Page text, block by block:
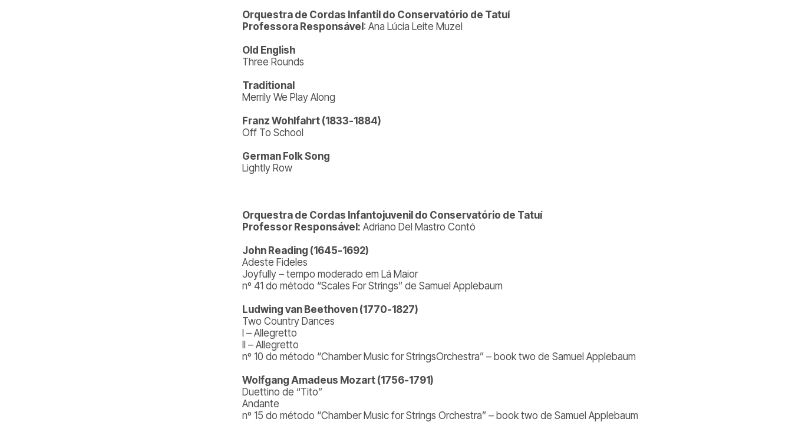
Orquestra de Cordas Infantil do Conservatório de Tatuí
Professora Responsável: Ana Lúcia Leite Muzel
Old English
Three Rounds
Traditional
Merrily We Play Along
Franz Wohlfahrt (1833-1884)
Off To School
German Folk Song
Lightly Row
Orquestra de Cordas Infantojuvenil do Conservatório de Tatuí
Professor Responsável: Adriano Del Mastro Contó
John Reading (1645-1692)
Adeste Fideles
Joyfully – tempo moderado em Lá Maior
nº 41 do método “Scales For Strings” de Samuel Applebaum
Ludwing van Beethoven (1770-1827)
Two Country Dances
I – Allegretto
II – Allegretto
nº 10 do método “Chamber Music for StringsOrchestra” – book two de Samuel Applebaum
Wolfgang Amadeus Mozart (1756-1791)
Duettino de “Tito”
Andante
nº 15 do método “Chamber Music for Strings Orchestra” – book two de Samuel Applebaum